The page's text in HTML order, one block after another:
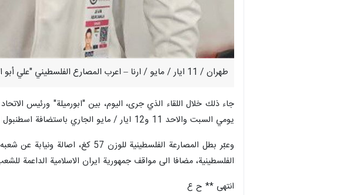
طهران / 11 ايار / مايو / ارنا – اعرب المصارع الفلسطيني "علي أبو ارميلة"، عن تقديره لمواقف جمهورية ايران الاسلامية الداعمة لشعب فلسطين المظلوم.
يومي السبت والاحد 11 و12 ايار / مايو الجاري باستضافة اسطنبول التركية.
وعبّر بطل المصارعة الفلسطينية
الفلسطينية، مضافا الى مواقف جمهورية ايران الاسلامية الداعمة
انتهى ** ح ع